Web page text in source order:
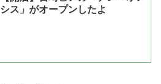
シス」がオープンしたよ